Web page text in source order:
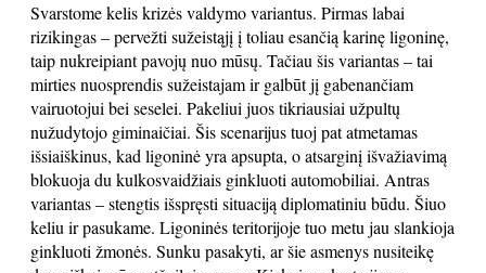
Svarstome kelis krizės valdymo variantus. Pirmas labai
rizikingas – pervežti sužeistąjį į toliau esančią karinę ligoninę,
taip nukreipiant pavojų nuo mūsų. Tačiau šis variantas – tai
mirties nuosprendis sužeistajam ir galbūt jį gabenančiam
vairuotojui bei seselei. Pakeliui juos tikriausiai užpultų
nužudytojo giminaičiai. Šis scenarijus tuoj pat atmetamas
išsiaiškinus, kad ligoninė yra apsupta, o atsarginį išvažiavimą
blokuoja du kulkosvaidžiais ginkluoti automobiliai. Antras
variantas – stengtis išspręsti situaciją diplomatiniu būdu. Šiuo
keliu ir pasukame. Ligoninės teritorijoje tuo metu jau slankioja
ginkluoti žmonės. Sunku pasakyti, ar šie asmenys nusiteikę